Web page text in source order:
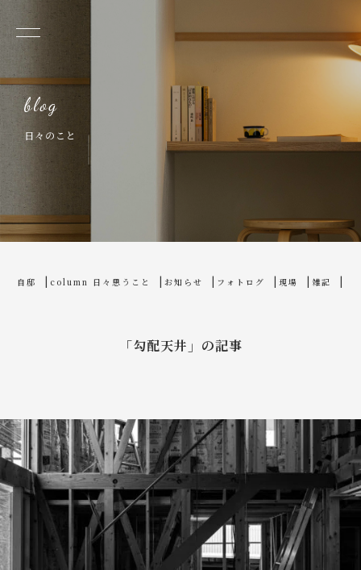
日々のこと
home blog
自邸 column 日々思うこと お知らせ フォトログ 現場 雑記
「勾配天井」の記事